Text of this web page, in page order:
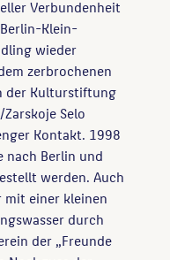
Verbundenheit
Klein-
wieder
zerbrochenen
der Kulturstiftung
Selo
Kontakt. 1998
nach Berlin und
werden. Auch
einer kleinen
durch
der „Freunde